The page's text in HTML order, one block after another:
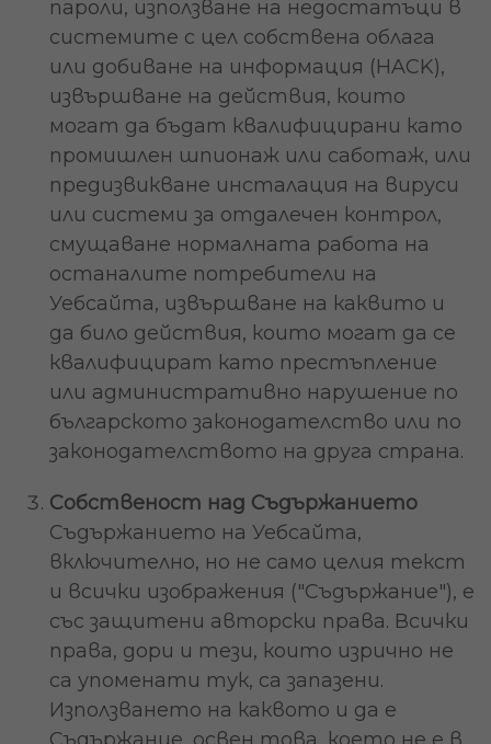
пароли, използване на недостатъци в
системите с цел собствена облага
или добиване на информация (HACK),
извършване на действия, които
могат да бъдат квалифицирани като
промишлен шпионаж или саботаж, или
предизвикване инсталация на вируси
или системи за отдалечен контрол,
смущаване нормалната работа на
останалите потребители на
Уебсайта, извършване на каквито и
да било действия, които могат да се
квалифицират като престъпление
или административно нарушение по
българското законодателство или по
законодателството на друга страна.
Собственост над Съдържанието
Съдържанието на Уебсайта,
включително, но не само целия текст
и всички изображения ("Съдържание"), е
със защитени авторски права. Всички
права, дори и тези, които изрично не
са упоменати тук, са запазени.
Използването на каквото и да е